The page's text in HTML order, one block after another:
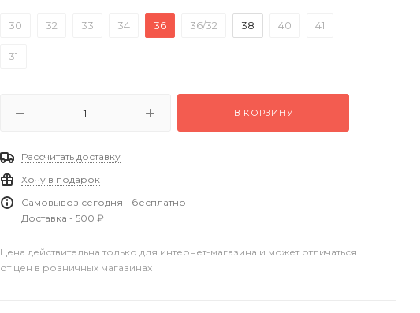
30 32 33 34 36 36/32 38 40 41
31
В КОРЗИНУ
Рассчитать доставку
Хочу в подарок
Самовывоз сегодня - бесплатно
Доставка - 500 ₽
Цена действительна только для интернет-магазина и может отличаться
от цен в розничных магазинах